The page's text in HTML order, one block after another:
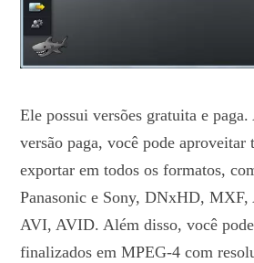
Ele possui versões gratuita e paga.
versão paga, você pode aproveitar
exportar em todos os formatos,
Panasonic e Sony, DNxHD,
AVI, AVID. Além disso, você
finalizados em MPEG-4 com